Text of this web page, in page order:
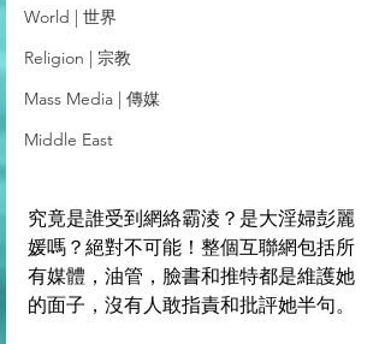
World | 世界
Religion | 宗教
Mass Media | 傳媒
Middle East
究竟是誰受到網絡霸淩？是大淫婦彭麗
媛嗎？絕對不可能！整個互聯網包括所
有媒體，油管，臉書和推特都是維護她
的面子，沒有人敢指責和批評她半句。